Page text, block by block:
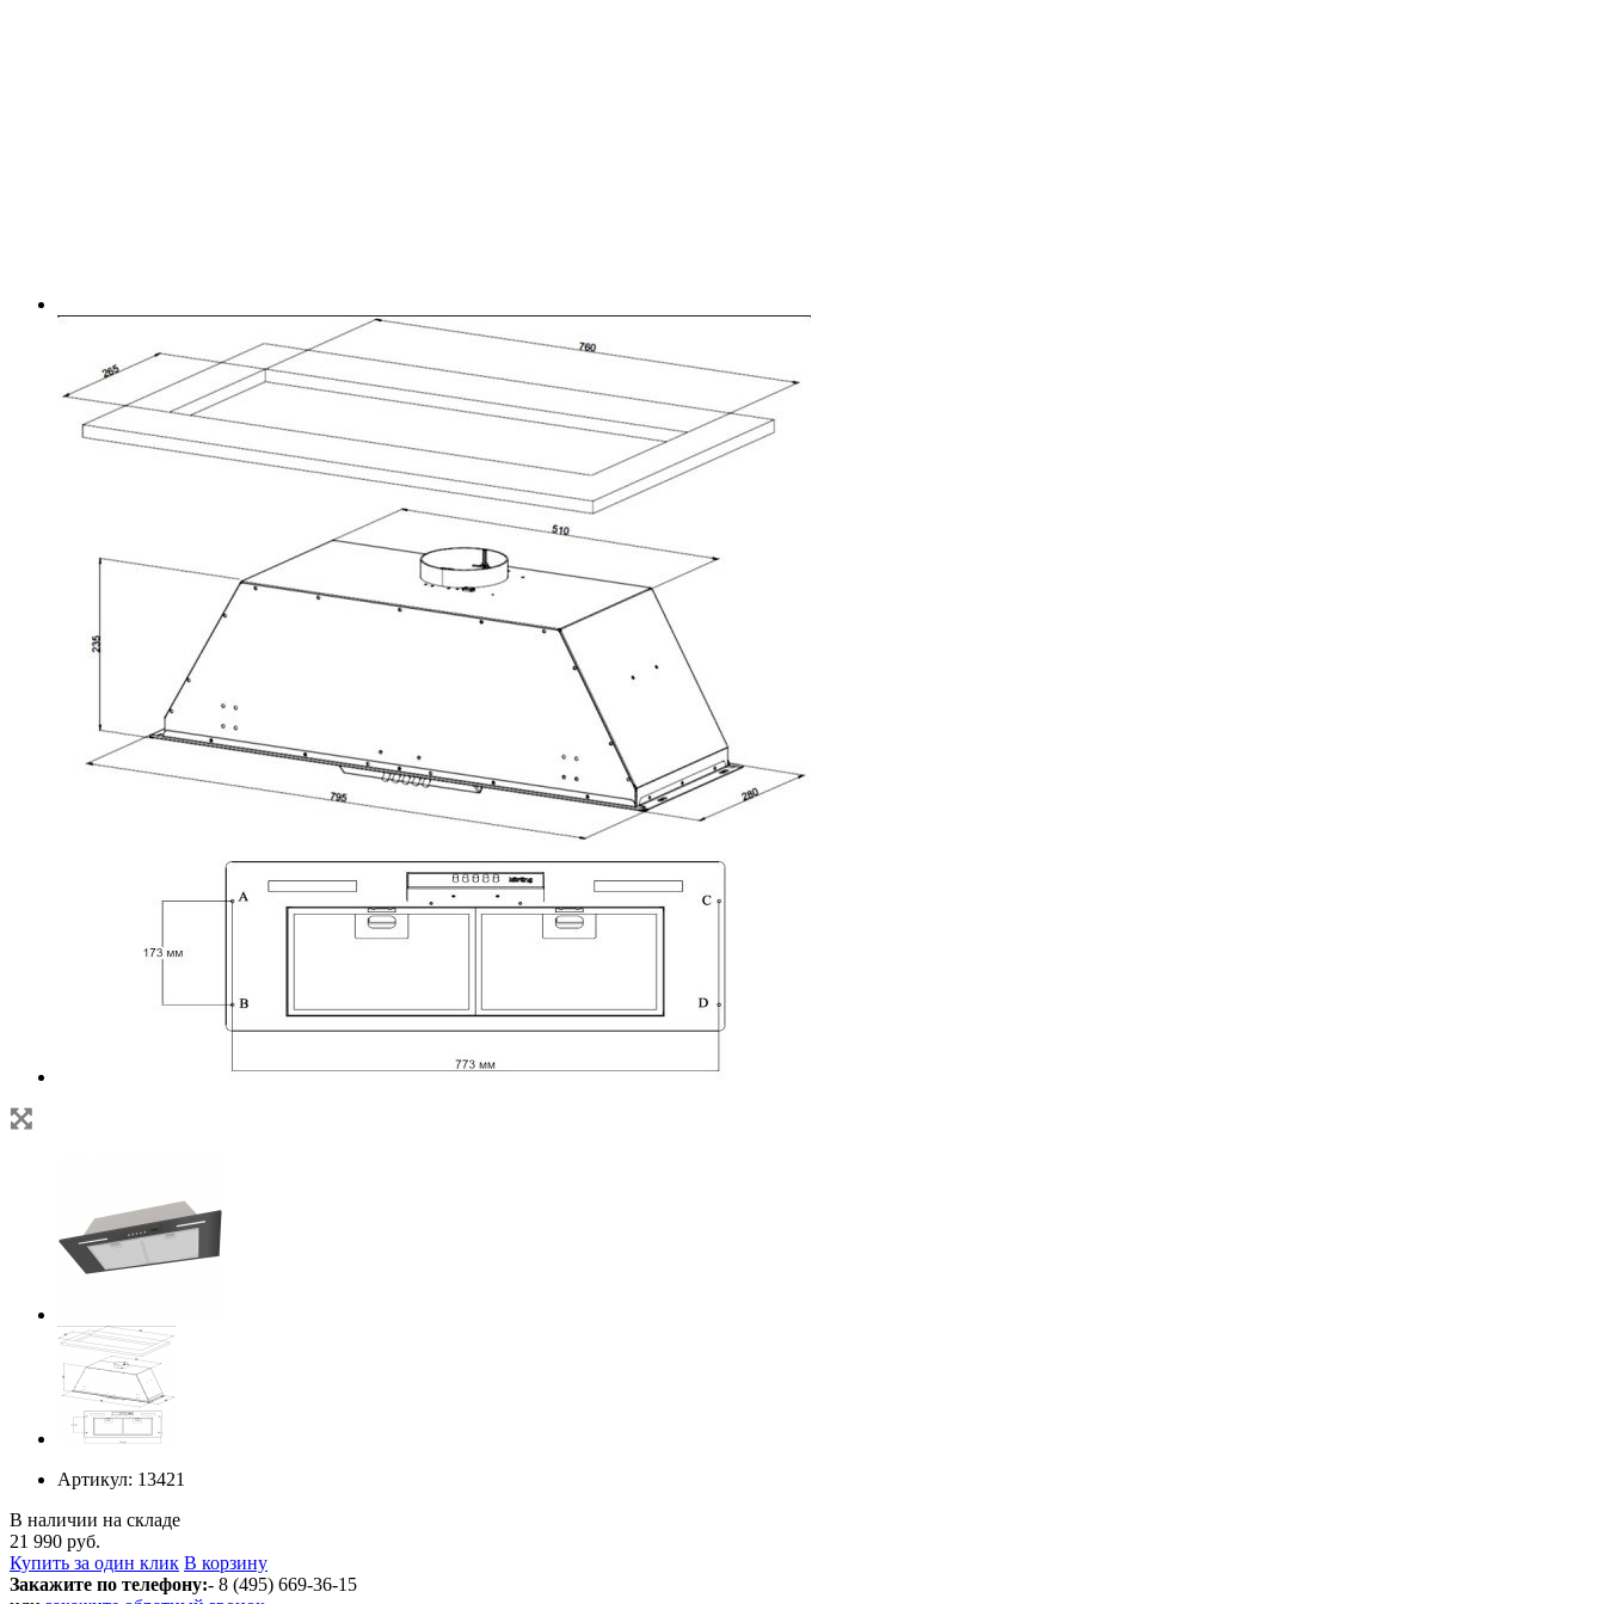
Артикул: 13421
В наличии на складе
21 990 руб.
Купить за один клик В корзину
Закажите по телефону:- 8 (495) 669-36-15